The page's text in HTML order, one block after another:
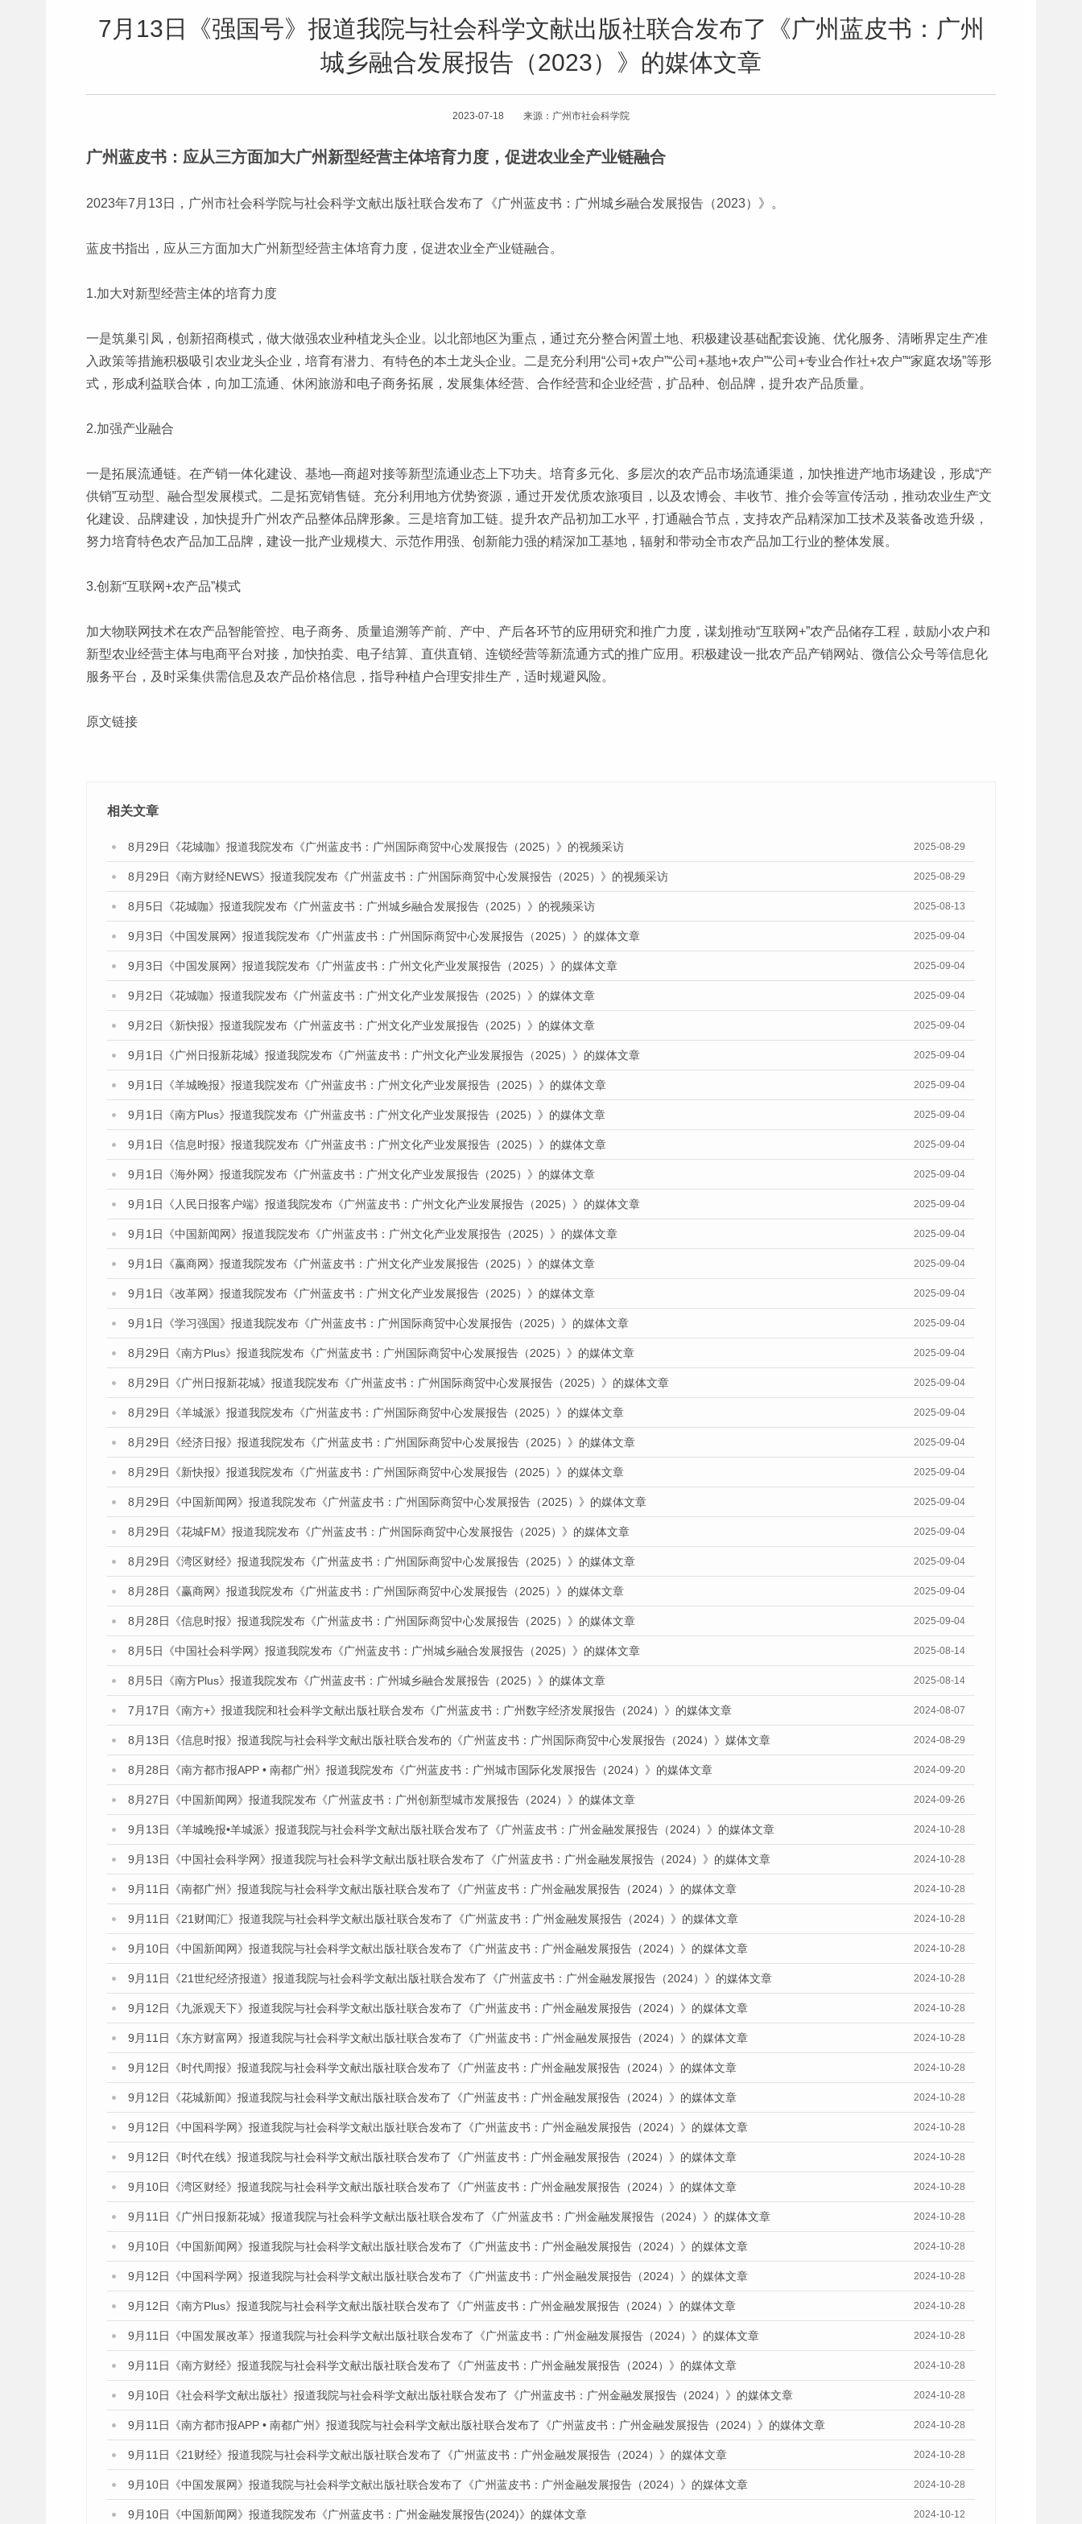
7月13日《强国号》报道我院与社会科学文献出版社联合发布了《广州蓝皮书：广州
城乡融合发展报告（2023）》的媒体文章
2023-07-18 来源：广州市社会科学院
广州蓝皮书：应从三方面加大广州新型经营主体培育力度，促进农业全产业链融合
2023年7月13日，广州市社会科学院与社会科学文献出版社联合发布了《广州蓝皮书：广州城乡融合发展报告（2023）》。
蓝皮书指出，应从三方面加大广州新型经营主体培育力度，促进农业全产业链融合。
1.加大对新型经营主体的培育力度
一是筑巢引凤，创新招商模式，做大做强农业种植龙头企业。以北部地区为重点，通过充分整合闲置土地、积极建设基础配套设施、优化服务、清晰界定生产准
入政策等措施积极吸引农业龙头企业，培育有潜力、有特色的本土龙头企业。二是充分利用“公司+农户”“公司+基地+农户”“公司+专业合作社+农户”“家庭农场”等形
式，形成利益联合体，向加工流通、休闲旅游和电子商务拓展，发展集体经营、合作经营和企业经营，扩品种、创品牌，提升农产品质量。
2.加强产业融合
一是拓展流通链。在产销一体化建设、基地—商超对接等新型流通业态上下功夫。培育多元化、多层次的农产品市场流通渠道，加快推进产地市场建设，形成“产
供销”互动型、融合型发展模式。二是拓宽销售链。充分利用地方优势资源，通过开发优质农旅项目，以及农博会、丰收节、推介会等宣传活动，推动农业生产文
化建设、品牌建设，加快提升广州农产品整体品牌形象。三是培育加工链。提升农产品初加工水平，打通融合节点，支持农产品精深加工技术及装备改造升级，
努力培育特色农产品加工品牌，建设一批产业规模大、示范作用强、创新能力强的精深加工基地，辐射和带动全市农产品加工行业的整体发展。
3.创新“互联网+农产品”模式
加大物联网技术在农产品智能管控、电子商务、质量追溯等产前、产中、产后各环节的应用研究和推广力度，谋划推动“互联网+”农产品储存工程，鼓励小农户和
新型农业经营主体与电商平台对接，加快拍卖、电子结算、直供直销、连锁经营等新流通方式的推广应用。积极建设一批农产品产销网站、微信公众号等信息化
服务平台，及时采集供需信息及农产品价格信息，指导种植户合理安排生产，适时规避风险。
原文链接
相关文章
8月29日《花城咖》报道我院发布《广州蓝皮书：广州国际商贸中心发展报告（2025）》的视频采访 2025-08-29
8月29日《南方财经NEWS》报道我院发布《广州蓝皮书：广州国际商贸中心发展报告（2025）》的视频采访 2025-08-29
8月5日《花城咖》报道我院发布《广州蓝皮书：广州城乡融合发展报告（2025）》的视频采访 2025-08-13
9月3日《中国发展网》报道我院发布《广州蓝皮书：广州国际商贸中心发展报告（2025）》的媒体文章 2025-09-04
9月3日《中国发展网》报道我院发布《广州蓝皮书：广州文化产业发展报告（2025）》的媒体文章 2025-09-04
9月2日《花城咖》报道我院发布《广州蓝皮书：广州文化产业发展报告（2025）》的媒体文章 2025-09-04
9月2日《新快报》报道我院发布《广州蓝皮书：广州文化产业发展报告（2025）》的媒体文章 2025-09-04
9月1日《广州日报新花城》报道我院发布《广州蓝皮书：广州文化产业发展报告（2025）》的媒体文章 2025-09-04
9月1日《羊城晚报》报道我院发布《广州蓝皮书：广州文化产业发展报告（2025）》的媒体文章 2025-09-04
9月1日《南方Plus》报道我院发布《广州蓝皮书：广州文化产业发展报告（2025）》的媒体文章 2025-09-04
9月1日《信息时报》报道我院发布《广州蓝皮书：广州文化产业发展报告（2025）》的媒体文章 2025-09-04
9月1日《海外网》报道我院发布《广州蓝皮书：广州文化产业发展报告（2025）》的媒体文章 2025-09-04
9月1日《人民日报客户端》报道我院发布《广州蓝皮书：广州文化产业发展报告（2025）》的媒体文章 2025-09-04
9月1日《中国新闻网》报道我院发布《广州蓝皮书：广州文化产业发展报告（2025）》的媒体文章 2025-09-04
9月1日《嬴商网》报道我院发布《广州蓝皮书：广州文化产业发展报告（2025）》的媒体文章 2025-09-04
9月1日《改革网》报道我院发布《广州蓝皮书：广州文化产业发展报告（2025）》的媒体文章 2025-09-04
9月1日《学习强国》报道我院发布《广州蓝皮书：广州国际商贸中心发展报告（2025）》的媒体文章 2025-09-04
8月29日《南方Plus》报道我院发布《广州蓝皮书：广州国际商贸中心发展报告（2025）》的媒体文章 2025-09-04
8月29日《广州日报新花城》报道我院发布《广州蓝皮书：广州国际商贸中心发展报告（2025）》的媒体文章 2025-09-04
8月29日《羊城派》报道我院发布《广州蓝皮书：广州国际商贸中心发展报告（2025）》的媒体文章 2025-09-04
8月29日《经济日报》报道我院发布《广州蓝皮书：广州国际商贸中心发展报告（2025）》的媒体文章 2025-09-04
8月29日《新快报》报道我院发布《广州蓝皮书：广州国际商贸中心发展报告（2025）》的媒体文章 2025-09-04
8月29日《中国新闻网》报道我院发布《广州蓝皮书：广州国际商贸中心发展报告（2025）》的媒体文章 2025-09-04
8月29日《花城FM》报道我院发布《广州蓝皮书：广州国际商贸中心发展报告（2025）》的媒体文章 2025-09-04
8月29日《湾区财经》报道我院发布《广州蓝皮书：广州国际商贸中心发展报告（2025）》的媒体文章 2025-09-04
8月28日《赢商网》报道我院发布《广州蓝皮书：广州国际商贸中心发展报告（2025）》的媒体文章 2025-09-04
8月28日《信息时报》报道我院发布《广州蓝皮书：广州国际商贸中心发展报告（2025）》的媒体文章 2025-09-04
8月5日《中国社会科学网》报道我院发布《广州蓝皮书：广州城乡融合发展报告（2025）》的媒体文章 2025-08-14
8月5日《南方Plus》报道我院发布《广州蓝皮书：广州城乡融合发展报告（2025）》的媒体文章 2025-08-14
7月17日《南方+》报道我院和社会科学文献出版社联合发布《广州蓝皮书：广州数字经济发展报告（2024）》的媒体文章 2024-08-07
8月13日《信息时报》报道我院与社会科学文献出版社联合发布的《广州蓝皮书：广州国际商贸中心发展报告（2024）》媒体文章 2024-08-29
8月28日《南方都市报APP • 南都广州》报道我院发布《广州蓝皮书：广州城市国际化发展报告（2024）》的媒体文章 2024-09-20
8月27日《中国新闻网》报道我院发布《广州蓝皮书：广州创新型城市发展报告（2024）》的媒体文章 2024-09-26
9月13日《羊城晚报•羊城派》报道我院与社会科学文献出版社联合发布了《广州蓝皮书：广州金融发展报告（2024）》的媒体文章 2024-10-28
9月13日《中国社会科学网》报道我院与社会科学文献出版社联合发布了《广州蓝皮书：广州金融发展报告（2024）》的媒体文章 2024-10-28
9月11日《南都广州》报道我院与社会科学文献出版社联合发布了《广州蓝皮书：广州金融发展报告（2024）》的媒体文章 2024-10-28
9月11日《21财闻汇》报道我院与社会科学文献出版社联合发布了《广州蓝皮书：广州金融发展报告（2024）》的媒体文章 2024-10-28
9月10日《中国新闻网》报道我院与社会科学文献出版社联合发布了《广州蓝皮书：广州金融发展报告（2024）》的媒体文章 2024-10-28
9月11日《21世纪经济报道》报道我院与社会科学文献出版社联合发布了《广州蓝皮书：广州金融发展报告（2024）》的媒体文章 2024-10-28
9月12日《九派观天下》报道我院与社会科学文献出版社联合发布了《广州蓝皮书：广州金融发展报告（2024）》的媒体文章 2024-10-28
9月11日《东方财富网》报道我院与社会科学文献出版社联合发布了《广州蓝皮书：广州金融发展报告（2024）》的媒体文章 2024-10-28
9月12日《时代周报》报道我院与社会科学文献出版社联合发布了《广州蓝皮书：广州金融发展报告（2024）》的媒体文章 2024-10-28
9月12日《花城新闻》报道我院与社会科学文献出版社联合发布了《广州蓝皮书：广州金融发展报告（2024）》的媒体文章 2024-10-28
9月12日《中国科学网》报道我院与社会科学文献出版社联合发布了《广州蓝皮书：广州金融发展报告（2024）》的媒体文章 2024-10-28
9月12日《时代在线》报道我院与社会科学文献出版社联合发布了《广州蓝皮书：广州金融发展报告（2024）》的媒体文章 2024-10-28
9月10日《湾区财经》报道我院与社会科学文献出版社联合发布了《广州蓝皮书：广州金融发展报告（2024）》的媒体文章 2024-10-28
9月11日《广州日报新花城》报道我院与社会科学文献出版社联合发布了《广州蓝皮书：广州金融发展报告（2024）》的媒体文章 2024-10-28
9月10日《中国新闻网》报道我院与社会科学文献出版社联合发布了《广州蓝皮书：广州金融发展报告（2024）》的媒体文章 2024-10-28
9月12日《中国科学网》报道我院与社会科学文献出版社联合发布了《广州蓝皮书：广州金融发展报告（2024）》的媒体文章 2024-10-28
9月12日《南方Plus》报道我院与社会科学文献出版社联合发布了《广州蓝皮书：广州金融发展报告（2024）》的媒体文章 2024-10-28
9月11日《中国发展改革》报道我院与社会科学文献出版社联合发布了《广州蓝皮书：广州金融发展报告（2024）》的媒体文章 2024-10-28
9月11日《南方财经》报道我院与社会科学文献出版社联合发布了《广州蓝皮书：广州金融发展报告（2024）》的媒体文章 2024-10-28
9月10日《社会科学文献出版社》报道我院与社会科学文献出版社联合发布了《广州蓝皮书：广州金融发展报告（2024）》的媒体文章 2024-10-28
9月11日《南方都市报APP • 南都广州》报道我院与社会科学文献出版社联合发布了《广州蓝皮书：广州金融发展报告（2024）》的媒体文章 2024-10-28
9月11日《21财经》报道我院与社会科学文献出版社联合发布了《广州蓝皮书：广州金融发展报告（2024）》的媒体文章 2024-10-28
9月10日《中国发展网》报道我院与社会科学文献出版社联合发布了《广州蓝皮书：广州金融发展报告（2024）》的媒体文章 2024-10-28
9月10日《中国新闻网》报道我院发布《广州蓝皮书：广州金融发展报告(2024)》的媒体文章 2024-10-12